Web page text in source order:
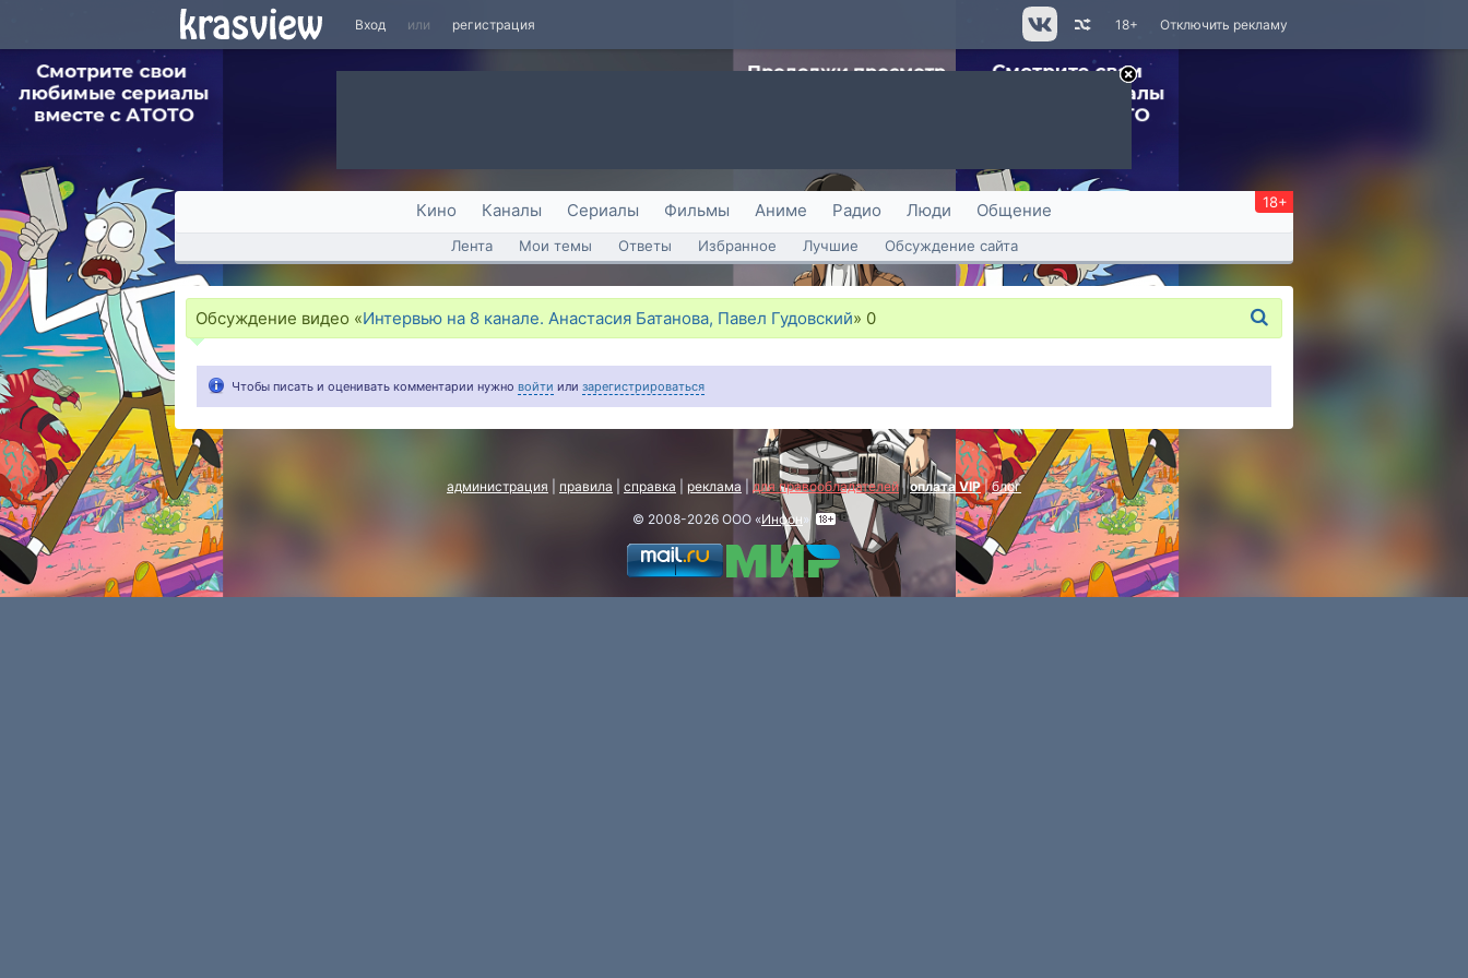
Вход или регистрация Отключить рекламу
18+
Кино Каналы Сериалы Фильмы Аниме Радио Люди Общение 18+
Лента Мои темы Ответы Избранное Лучшие Обсуждение сайта
Обсуждение видео «Интервью на 8 канале. Анастасия Батанова, Павел Гудовский» 0
Чтобы писать и оценивать комментарии нужно войти или зарегистрироваться
администрация правила справка реклама для правообладателей|оплата VIP|блог
© 2008-2026 ООО «Инфон»